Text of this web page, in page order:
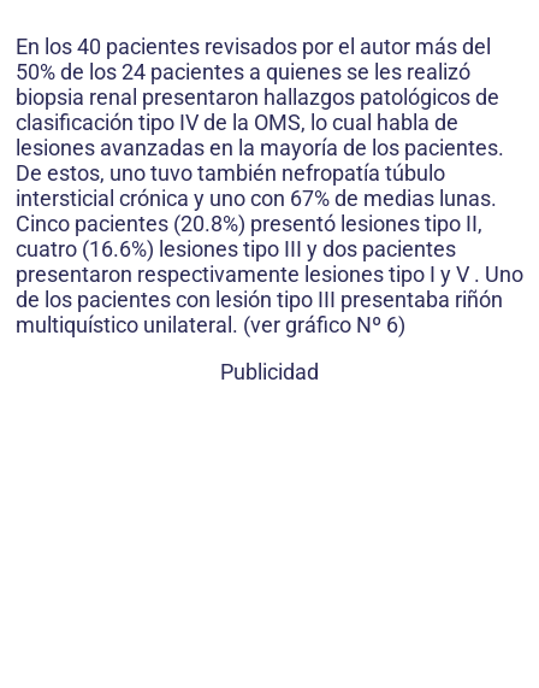
En los 40 pacientes revisados por el autor más del
50% de los 24 pacientes a quienes se les realizó
biopsia renal presentaron hallazgos patológicos de
clasificación tipo IV de la OMS, lo cual habla de
lesiones avanzadas en la mayoría de los pacientes.
De estos, uno tuvo también nefropatía túbulo
intersticial crónica y uno con 67% de medias lunas.
Cinco pacientes (20.8%) presentó lesiones tipo II,
cuatro (16.6%) lesiones tipo III y dos pacientes
presentaron respectivamente lesiones tipo I y V . Uno
de los pacientes con lesión tipo III presentaba riñón
multiquístico unilateral. (ver gráfico Nº 6)
Publicidad